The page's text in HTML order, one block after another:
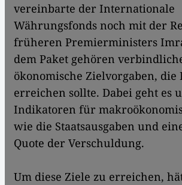
vereinbarte der Internationale
Währungsfonds noch mit der
früheren Premierministers
dem Paket gehören
ökonomische Zielvorgaben, die
erreichen sollte. Dabei geht es
Indikatoren für
wie die Staatsausgaben und
Quote der Verschuldung.
Um diese Ziele zu erreichen,